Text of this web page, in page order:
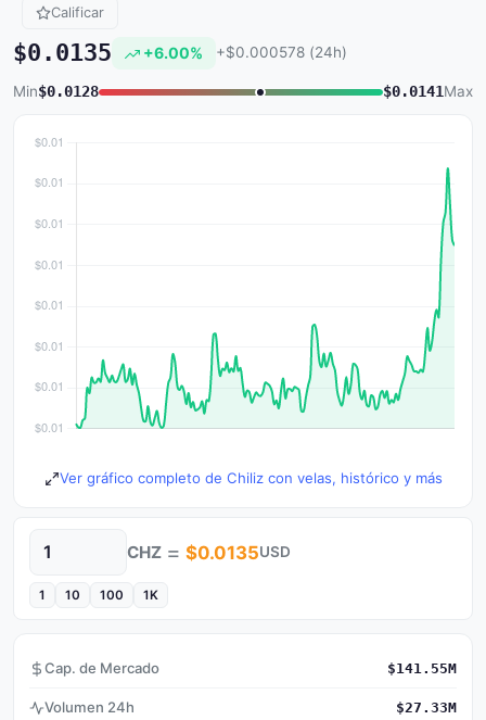
Calificar
$0.0135 +6.00% +$0.000578 (24h)
Min$0.0128 $0.0141Max
Ver gráfico completo de Chiliz con velas, histórico y más
Cantidad CHZ = $0.0135USD
1 10 100 1K
Cap. de Mercado $141.55M
Volumen 24h $27.33M